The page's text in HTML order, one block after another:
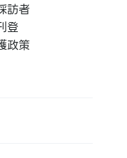
訪者
登
政策